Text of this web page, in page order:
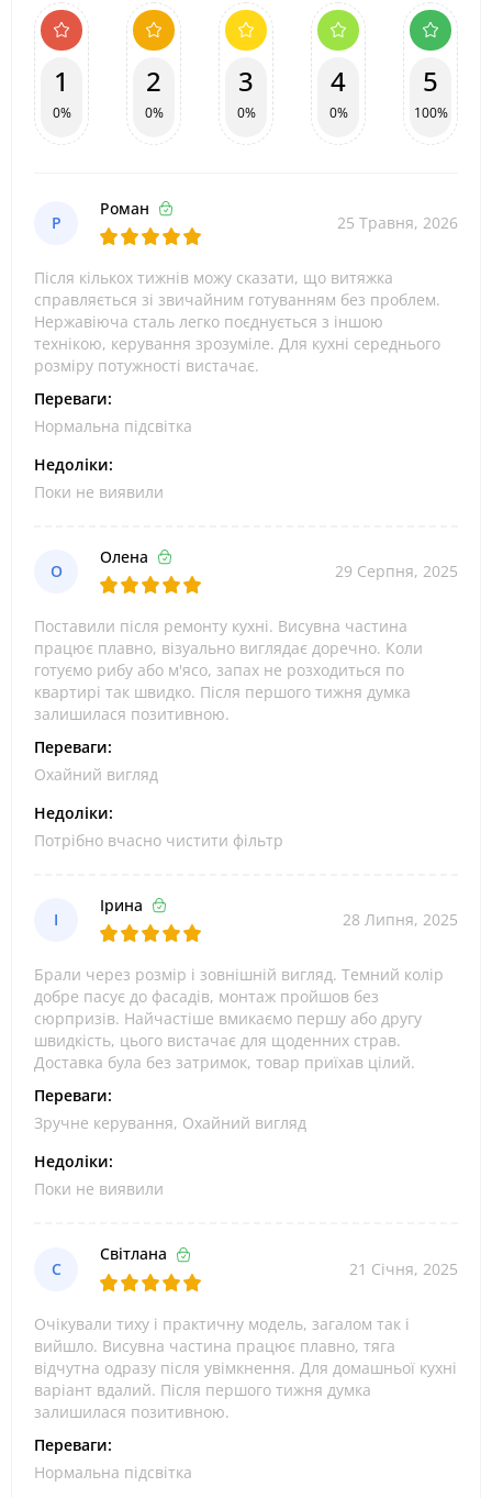
1
0%
2
0%
3
0%
4
0%
5
100%
Р
Роман
25 Травня, 2026
Після кількох тижнів можу сказати, що витяжка
справляється зі звичайним готуванням без проблем.
Нержавіюча сталь легко поєднується з іншою
технікою, керування зрозуміле. Для кухні середнього
розміру потужності вистачає.
Переваги:
Нормальна підсвітка
Недоліки:
Поки не виявили
О
Олена
29 Серпня, 2025
Поставили після ремонту кухні. Висувна частина
працює плавно, візуально виглядає доречно. Коли
готуємо рибу або м'ясо, запах не розходиться по
квартирі так швидко. Після першого тижня думка
залишилася позитивною.
Переваги:
Охайний вигляд
Недоліки:
Потрібно вчасно чистити фільтр
І
Ірина
28 Липня, 2025
Брали через розмір і зовнішній вигляд. Темний колір
добре пасує до фасадів, монтаж пройшов без
сюрпризів. Найчастіше вмикаємо першу або другу
швидкість, цього вистачає для щоденних страв.
Доставка була без затримок, товар приїхав цілий.
Переваги:
Зручне керування, Охайний вигляд
Недоліки:
Поки не виявили
С
Світлана
21 Січня, 2025
Очікували тиху і практичну модель, загалом так і
вийшло. Висувна частина працює плавно, тяга
відчутна одразу після увімкнення. Для домашньої кухні
варіант вдалий. Після першого тижня думка
залишилася позитивною.
Переваги:
Нормальна підсвітка